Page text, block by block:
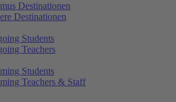
Destinationen
Destinationen
Students
Teachers
Students
Teachers & Staff